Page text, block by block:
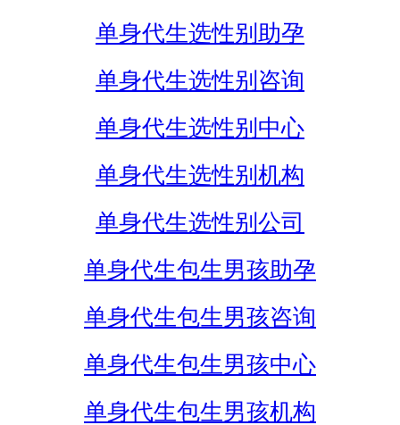
单身代生选性别助孕
单身代生选性别咨询
单身代生选性别中心
单身代生选性别机构
单身代生选性别公司
单身代生包生男孩助孕
单身代生包生男孩咨询
单身代生包生男孩中心
单身代生包生男孩机构